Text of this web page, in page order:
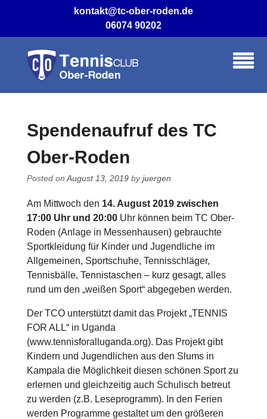
content
kontakt@tc-ober-roden.de
06074 90202
Spendenaufruf des TC
Ober-Roden
Posted on August 13, 2019byjuergen
Am Mittwoch den 14. August 2019 zwischen
17:00 Uhr und 20:00Uhr können beim TC Ober-
Roden (Anlage in Messenhausen) gebrauchte
Sportkleidung für Kinder und Jugendliche im
Allgemeinen, Sportschuhe, Tennisschläger,
Tennisbälle, Tennistaschen – kurz gesagt, alles
rund um den „weißen Sport“ abgegeben werden.
Der TCO unterstützt damit das Projekt „TENNIS
FOR ALL“ in Uganda
(www.tennisforalluganda.org). Das Projekt gibt
Kindern und Jugendlichen aus den Slums in
Kampala die Möglichkeit diesen schönen Sport zu
erlernen und gleichzeitig auch Schulisch betreut
zu werden (z.B. Leseprogramm). In den Ferien
werden Programme gestaltet um den größeren